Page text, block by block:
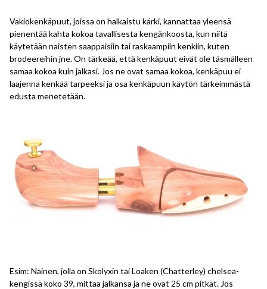
Vakiokenkäpuut, joissa on halkaistu kärki, kannattaa yleensä
pienentää kahta kokoa tavallisesta kengänkoosta, kun niitä
käytetään naisten saappaisiin tai raskaampiin kenkiin, kuten
brodeereihin jne. On tärkeää, että kenkäpuut eivät ole täsmälleen
samaa kokoa kuin jalkasi. Jos ne ovat samaa kokoa, kenkäpuu ei
laajenna kenkää tarpeeksi ja osa kenkäpuun käytön tärkeimmästä
edusta menetetään.
Esim: Nainen, jolla on Skolyxin tai Loaken (Chatterley) chelsea-
kengissä koko 39, mittaa jalkansa ja ne ovat 25 cm pitkät. Jos